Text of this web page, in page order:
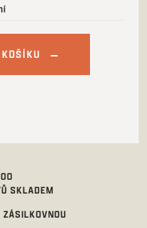
SKLADEM
ZÁSILKOVNOU